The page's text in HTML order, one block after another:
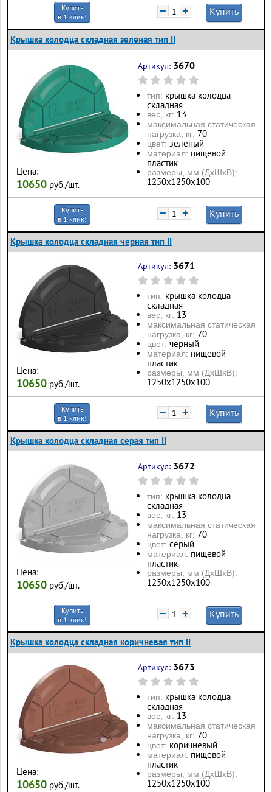
Купить
в 1 клик!
− + Купить
Крышка колодца складная зеленая тип II
Цена:
10650 руб./шт.
Артикул: 3670
тип: крышка колодца
складная
вес, кг: 13
максимальная статическая
нагрузка, кг: 70
цвет: зеленый
материал: пищевой
пластик
размеры, мм (ДхШхВ):
1250х1250х100
Купить
в 1 клик!
− + Купить
Крышка колодца складная черная тип II
Цена:
10650 руб./шт.
Артикул: 3671
тип: крышка колодца
складная
вес, кг: 13
максимальная статическая
нагрузка, кг: 70
цвет: черный
материал: пищевой
пластик
размеры, мм (ДхШхВ):
1250х1250х100
Купить
в 1 клик!
− + Купить
Крышка колодца складная серая тип II
Цена:
10650 руб./шт.
Артикул: 3672
тип: крышка колодца
складная
вес, кг: 13
максимальная статическая
нагрузка, кг: 70
цвет: серый
материал: пищевой
пластик
размеры, мм (ДхШхВ):
1250х1250х100
Купить
в 1 клик!
− + Купить
Крышка колодца складная коричневая тип II
Цена:
10650 руб./шт.
Артикул: 3673
тип: крышка колодца
складная
вес, кг: 13
максимальная статическая
нагрузка, кг: 70
цвет: коричневый
материал: пищевой
пластик
размеры, мм (ДхШхВ):
1250х1250х100